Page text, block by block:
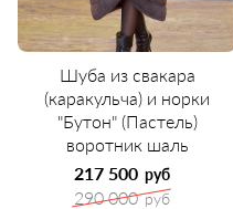
Шуба из свакара
(каракульча) и норки
"Бутон" (Пастель)
воротник шаль
217 500 руб
290 000 руб